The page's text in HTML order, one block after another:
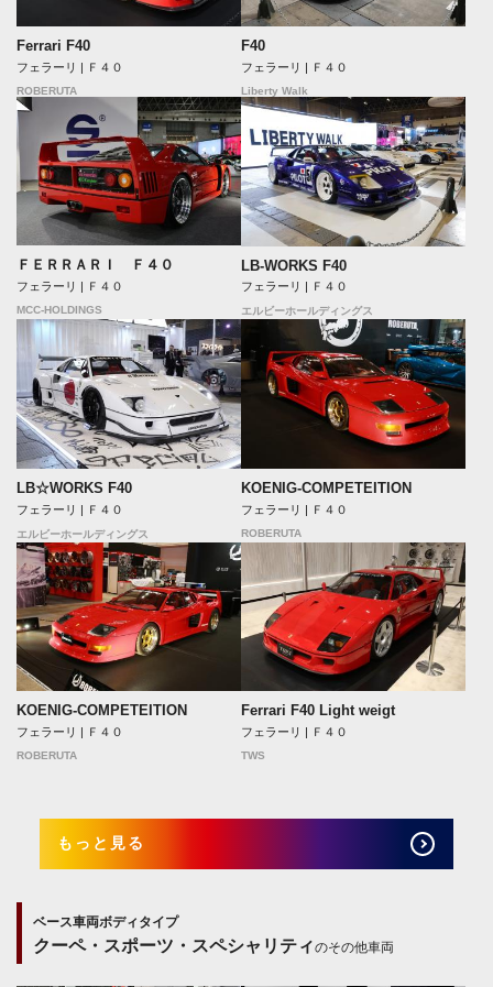
Ferrari F40
フェラーリ | Ｆ４０
ROBERUTA
F40
フェラーリ | Ｆ４０
Liberty Walk
ＦＥＲＲＡＲＩ Ｆ４０
フェラーリ | Ｆ４０
MCC-HOLDINGS
LB-WORKS F40
フェラーリ | Ｆ４０
エルビーホールディングス
LB☆WORKS F40
フェラーリ | Ｆ４０
エルビーホールディングス
KOENIG-COMPETEITION
フェラーリ | Ｆ４０
ROBERUTA
KOENIG-COMPETEITION
フェラーリ | Ｆ４０
ROBERUTA
Ferrari F40 Light weigt
フェラーリ | Ｆ４０
TWS
もっと見る
ベース車両ボディタイプ
クーペ・スポーツ・スペシャリティのその他車両